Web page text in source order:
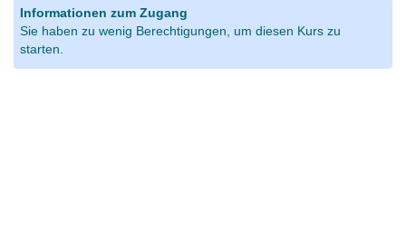
Informationen zum Zugang
Sie haben zu wenig Berechtigungen, um diesen Kurs zu
starten.